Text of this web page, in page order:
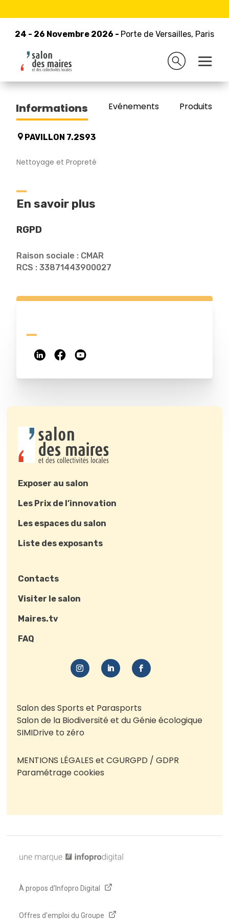
24 - 26 Novembre 2026 - Porte de Versailles, Paris
24 - 26 Novembre 2026 - Porte de Versailles, Paris
Retour à la liste des exposants
CMAR
Informations Evénements Produits/
PAVILLON 7.2S93
Nettoyage et Propreté
En savoir plus
RGPD
Raison sociale : CMAR
RCS : 33871443900027
Exposer au salon
Les Prix de l’innovation
Les espaces du salon
Liste des exposants
Contacts
Visiter le salon
Maires.tv
FAQ
Salon des Sports et Parasports
Salon de la Biodiversité et du Génie écologique
SIMIDrive to zéro
MENTIONS LÉGALES et CGURGPD / GDPR
Paramétrage cookies